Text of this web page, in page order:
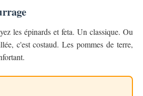
les épinards et feta. Un classique. Ou
c'est costaud. Les pommes de terre,